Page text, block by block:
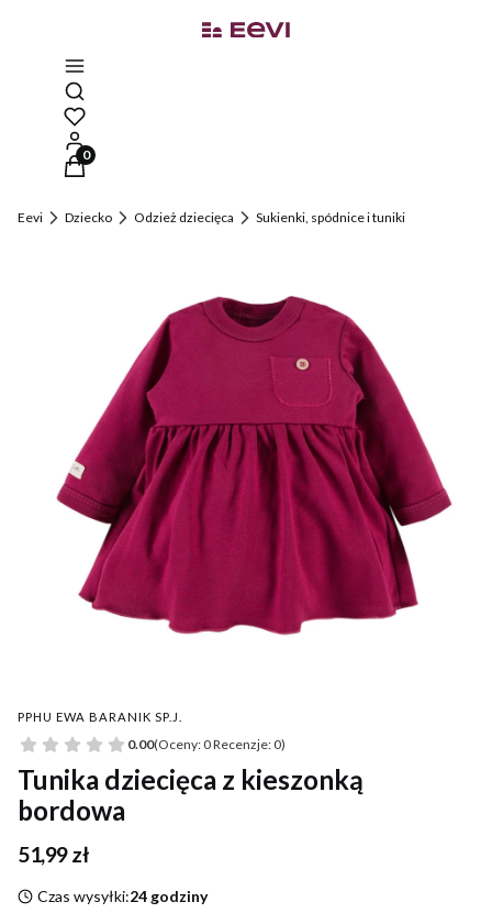
Otwórz wyszukiwarkę
Produkty w koszyku: 0. Zobacz szczegóły
Eevi Dziecko Odzież dziecięca Sukienki, spódnice i tuniki
PPHU EWA BARANIK SP.J.
0.00(Oceny: 0 Recenzje: 0)
Tunika dziecięca z kieszonką
bordowa
Cena
51,99 zł
Czas wysyłki:24 godziny